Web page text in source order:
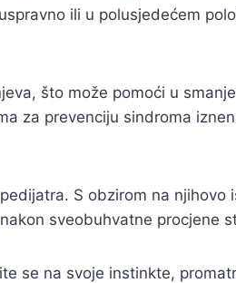
ili u polusjedećem
što može pomoći u
za prevenciju sindroma
S obzirom na njihovo
sveobuhvatne procjene
se na svoje instinkte,